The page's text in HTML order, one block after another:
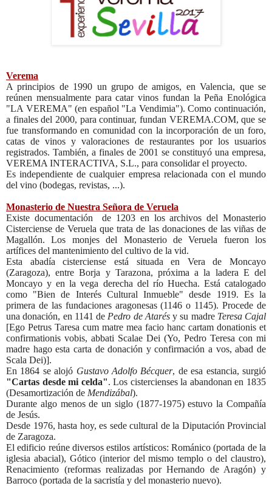
Verema
A principios de 1990 un grupo de amigos, en Valencia, que se
reúnen mensualmente para catar vinos fundan la Peña Enológica
"LA VEREMA" (en español "La Vendimia"). Como continuación,
a finales del 2000, para continuar, fundan VEREMA.COM, que se
fue transformando en comunidad con la incorporación de un foro,
catas de vinos y valoraciones de restaurantes por los usuarios
registrados. También, a finales de 2001 se constituyó una empresa,
VEREMA INTERACTIVA, S.L., para consolidar el proyecto.
Es independiente de cualquier empresa relacionada con el mundo
del vino (bodegas, revistas, ...).
Monasterio de Nuestra Señora de Veruela
Existe documentación
de 1203 en los archivos del Monasterio
Cisterciense de Veruela que trata de las donaciones de las viñas de
Magallón. Los monjes del Monasterio de Veruela fueron los
artífices del mantenimiento del cultivo de la vid.
Esta abadía cisterciense está situada en Vera de Moncayo
(Zaragoza), entre Borja y Tarazona, próxima a la ladera E del
Moncayo y en la vega derecha del río Huecha. Está catalogado
como "Bien de Interés Cultural Inmueble" desde 1919. Es la
primera de las fundaciones aragonesas (1146 o 1145). Procede de
una donación, en 1141 de Pedro de Atarésy su madre Teresa Cajal
[Ego Petrus Taresa cum matre mea facio hanc cartam donationis et
confirmationis vobis, abbati Scalae Dei (Yo, Pedro Teresa con mi
madre hago esta carta de donación y confirmación a vos, abad de
Scala Dei)].
En 1864 se alojó Gustavo Adolfo Bécquer, de esa estancia, surgió
"Cartas desde mi celda". Los cistercienses la abandonan en 1835
(Desamortización de Mendizábal).
Durante algo menos de un siglo (1877-1975) estuvo la Compañía
de Jesús.
Desde 1976, hasta hoy, es sede cultural de la Diputación Provincial
de Zaragoza.
El edificio reúne diversos estilos artísticos: Románico (portada de la
iglesia abacial), Gótico (interior del mismo templo o del claustro),
Renacimiento (reformas realizadas por Hernando de Aragón) y
Barroco (portada de la sacristía y del monasterio nuevo).